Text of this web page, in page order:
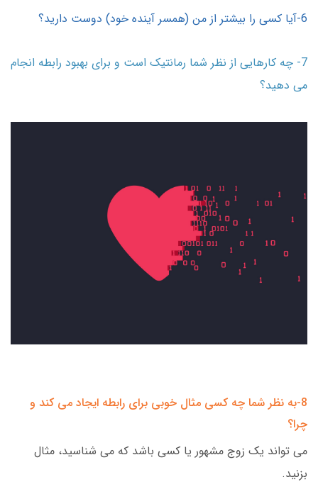
6-آیا کسی را بیشتر از من (همسر آینده خود) دوست دارید؟
7- چه کارهایی از نظر شما رمانتیک است و برای بهبود رابطه انجام
می دهید؟
8-به نظر شما چه کسی مثال خوبی برای رابطه ایجاد می کند و
چرا؟
می تواند یک زوج مشهور یا کسی باشد که می شناسید، مثال
بزنید.